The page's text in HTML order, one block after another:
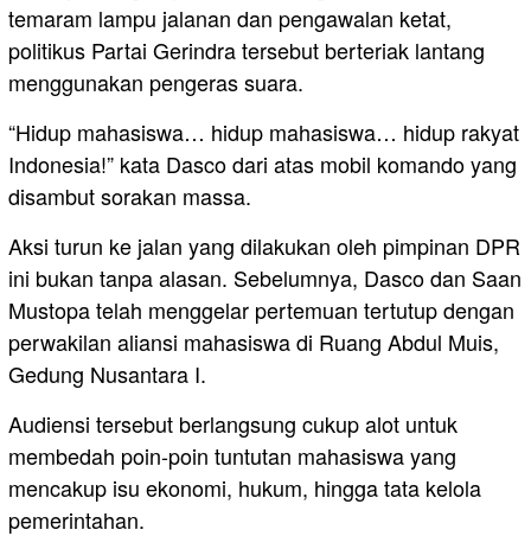
temaram lampu jalanan dan pengawalan ketat,
politikus Partai Gerindra tersebut berteriak lantang
menggunakan pengeras suara.
“Hidup mahasiswa… hidup mahasiswa… hidup rakyat
Indonesia!” kata Dasco dari atas mobil komando yang
disambut sorakan massa.
Aksi turun ke jalan yang dilakukan oleh pimpinan DPR
ini bukan tanpa alasan. Sebelumnya, Dasco dan Saan
Mustopa telah menggelar pertemuan tertutup dengan
perwakilan aliansi mahasiswa di Ruang Abdul Muis,
Gedung Nusantara I.
Audiensi tersebut berlangsung cukup alot untuk
membedah poin-poin tuntutan mahasiswa yang
mencakup isu ekonomi, hukum, hingga tata kelola
pemerintahan.